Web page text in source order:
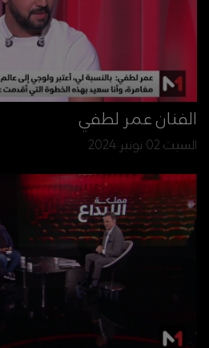
الفنان عمر لطفي
السبت 02 نونبر 2024